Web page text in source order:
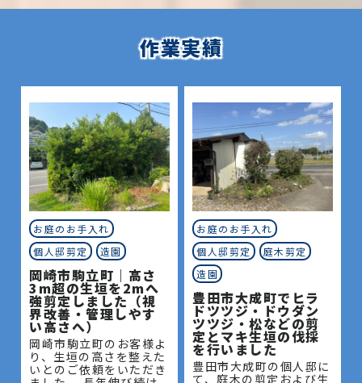
作業実績
お庭のお手入れ
個人邸剪定
造園
岡崎市駒立町｜高さ
3m超の生垣を2mへ
強剪定しました（視
界改善・管理しやす
い高さへ）
岡崎市駒立町のお客様よ
り、生垣の高さを整えた
いとのご依頼をいただき
お庭のお手入れ
個人邸剪定
庭木剪定
造園
豊田市大成町でヒラ
ドツツジ・ドウダン
ツツジ・松などの剪
定とマキ生垣の伐採
を行いました
豊田市大成町の個人邸に
て、庭木の剪定および生